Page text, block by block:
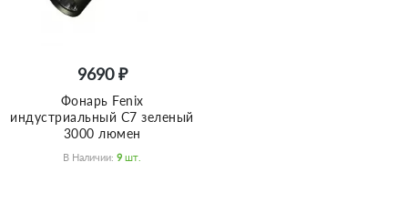
9690 ₽
Фонарь Fenix
индустриальный C7 зеленый
3000 люмен
В Наличии: 9 Шт.